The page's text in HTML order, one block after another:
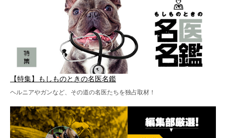
【特集】もしものときの名医名鑑
ヘルニアやガンなど、その道の名医たちを独占取材！